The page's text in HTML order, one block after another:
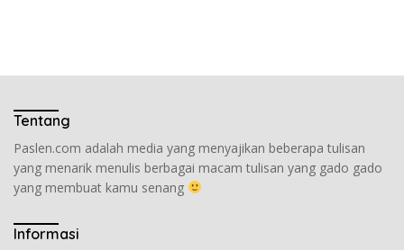
Tentang
Paslen.com adalah media yang menyajikan beberapa tulisan
yang menarik menulis berbagai macam tulisan yang gado gado
yang membuat kamu senang
Informasi